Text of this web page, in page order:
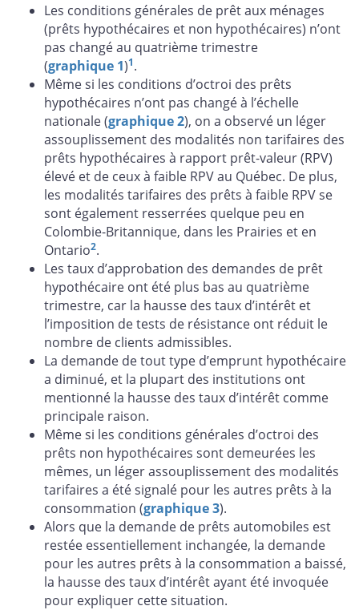
Les conditions générales de prêt aux ménages
(prêts hypothécaires et non hypothécaires) n’ont
pas changé au quatrième trimestre
(graphique 1)1.
Même si les conditions d’octroi des prêts
hypothécaires n’ont pas changé à l’échelle
nationale (graphique 2), on a observé un léger
assouplissement des modalités non tarifaires des
prêts hypothécaires à rapport prêt-valeur (RPV)
élevé et de ceux à faible RPV au Québec. De plus,
les modalités tarifaires des prêts à faible RPV se
sont également resserrées quelque peu en
Colombie-Britannique, dans les Prairies et en
Ontario2.
Les taux d’approbation des demandes de prêt
hypothécaire ont été plus bas au quatrième
trimestre, car la hausse des taux d’intérêt et
l’imposition de tests de résistance ont réduit le
nombre de clients admissibles.
La demande de tout type d’emprunt hypothécaire
a diminué, et la plupart des institutions ont
mentionné la hausse des taux d’intérêt comme
principale raison.
Même si les conditions générales d’octroi des
prêts non hypothécaires sont demeurées les
mêmes, un léger assouplissement des modalités
tarifaires a été signalé pour les autres prêts à la
consommation (graphique 3).
Alors que la demande de prêts automobiles est
restée essentiellement inchangée, la demande
pour les autres prêts à la consommation a baissé,
la hausse des taux d’intérêt ayant été invoquée
pour expliquer cette situation.